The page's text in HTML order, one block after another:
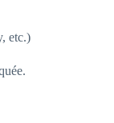
etc.)